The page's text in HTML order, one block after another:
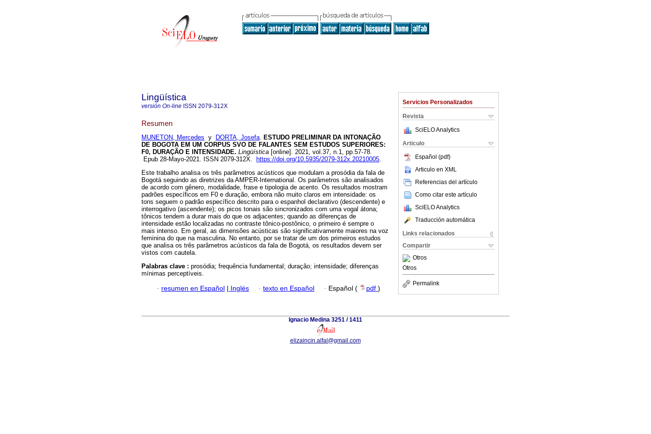
Servicios Personalizados
Revista
SciELO Analytics
Articulo
Español (pdf)
Articulo en XML
Referencias del artículo
Como citar este artículo
SciELO Analytics
Traducción automática
Links relacionados
Compartir
Otros
Otros
Permalink
Lingüística
versión On-line ISSN 2079-312X
Resumen
MUNETON, Mercedes y DORTA, Josefa. ESTUDO PRELIMINAR DA INTONAÇÃO
DE BOGOTA EM UM CORPUS SVO DE FALANTES SEM ESTUDOS SUPERIORES:
F0, DURAÇÃO E INTENSIDADE. Lingüística [online]. 2021, vol.37, n.1, pp.57-78.
Epub 28-Mayo-2021. ISSN 2079-312X.
https://doi.org/10.5935/2079-312x.20210005.
Este trabalho analisa os três parâmetros acústicos que modulam a prosódia da fala de
Bogotá seguindo as diretrizes da AMPER-International. Os parâmetros são analisados ​​
de acordo com gênero, modalidade, frase e tipologia de acento. Os resultados mostram
padrões específicos em F0 e duração, embora não muito claros em intensidade: os
tons seguem o padrão específico descrito para o espanhol declarativo (descendente) e
interrogativo (ascendente); os picos tonais são sincronizados com uma vogal átona;
tônicos tendem a durar mais do que os adjacentes; quando as diferenças de
intensidade estão localizadas no contraste tônico-postônico, o primeiro é sempre o
mais intenso. Em geral, as dimensões acústicas são significativamente maiores na voz
feminina do que na masculina. No entanto, por se tratar de um dos primeiros estudos
que analisa os três parâmetros acústicos da fala de Bogotá, os resultados devem ser
vistos com cautela.
Palabras clave : prosódia; frequência fundamental; duração; intensidade; diferenças
mínimas perceptíveis.
· resumen en Español | Inglés · texto en Español · Español ( pdf )
Ignacio Medina 3251 / 1411
elizaincin.alfal@gmail.com